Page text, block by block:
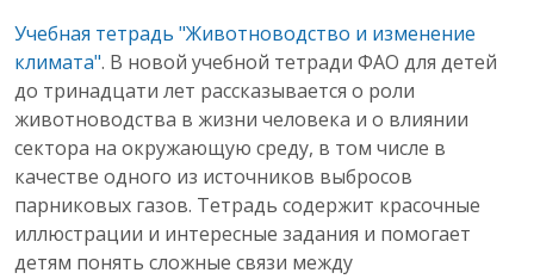
Учебная тетрадь "Животноводство и изменение
климата". В новой учебной тетради ФАО для детей
до тринадцати лет рассказывается о роли
животноводства в жизни человека и о влиянии
сектора на окружающую среду, в том числе в
качестве одного из источников выбросов
парниковых газов. Тетрадь содержит красочные
иллюстрации и интересные задания и помогает
детям понять сложные связи между